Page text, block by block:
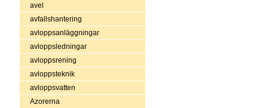
avel
avfallshantering
avloppsanläggningar
avloppsledningar
avloppsrening
avloppsteknik
avloppsvatten
Azorerna